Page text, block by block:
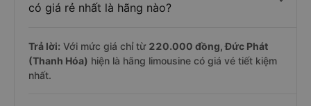
có giá rẻ nhất là hãng nào?
Trả lời: Với mức giá chỉ từ 220.000 đồng, Đức Phát
(Thanh Hóa) hiện là hãng limousine có giá vé tiết kiệm
nhất.